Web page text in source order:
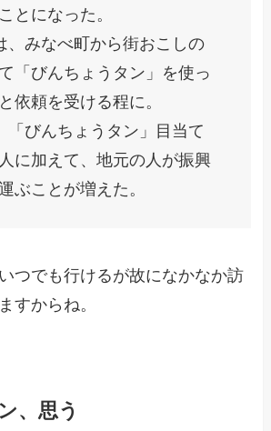
とになった。
みなべ町から街おこしの
「びんちょうタン」を使っ
依頼を受ける程に。
びんちょうタン」目当て
に加えて、地元の人が振興
ぶことが増えた。
つでも行けるが故になかなか訪
すからね。
、思う